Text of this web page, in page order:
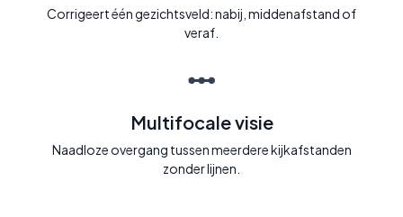
Corrigeert één gezichtsveld: nabij, middenafstand of
veraf.
Multifocale visie
Naadloze overgang tussen meerdere kijkafstanden
zonder lijnen.